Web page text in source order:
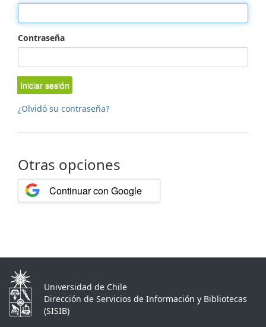
Contraseña
Iniciar sesión
¿Olvidó su contraseña?
Otras opciones
Continuar con Google
Universidad de Chile
Dirección de Servicios de Información y Bibliotecas
(SISIB)